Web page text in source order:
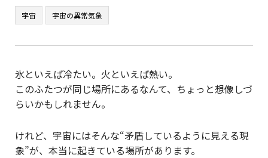
宇宙 宇宙の異常気象
氷といえば冷たい。火といえば熱い。
このふたつが同じ場所にあるなんて、ちょっと想像しづ
らいかもしれません。
けれど、宇宙にはそんな“矛盾しているように見える現
象”が、本当に起きている場所があります。